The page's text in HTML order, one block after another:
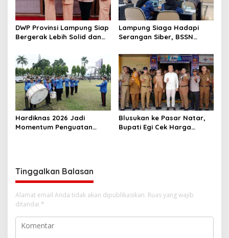
DWP Provinsi Lampung Siap
Bergerak Lebih Solid dan
Pembangunan Daerah
Lampung Siaga Hadapi
Serangan Siber, BSSN
di Kabupaten/Kota
Hardiknas 2026 Jadi
Momentum Penguatan
Blusukan ke Pasar Natar,
Bupati Egi Cek Harga
Tinggalkan Balasan
Alamat email Anda tidak akan dipublikasikan. Ruas yang wajib
ditandai *